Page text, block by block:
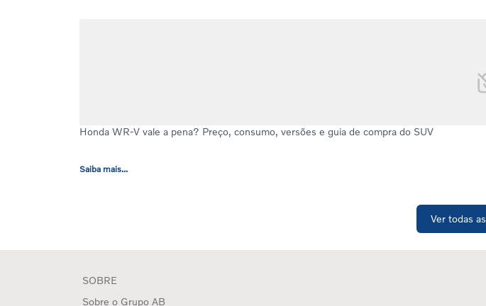
Honda WR-V vale a pena? Preço, consumo, versões e guia de compra do SUV
Saiba mais...
Ver todas as
SOBRE
Sobre o Grupo AB